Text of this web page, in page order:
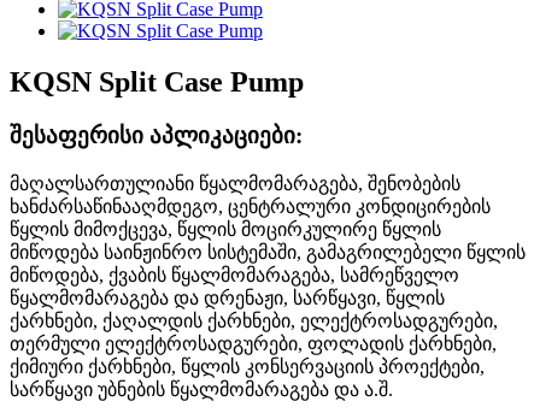
KQSN Split Case Pump
შესაფერისი აპლიკაციები:
მაღალსართულიანი წყალმომარაგება, შენობების
ხანძარსაწინააღმდეგო, ცენტრალური კონდიცირების
წყლის მიმოქცევა, წყლის მოცირკულირე წყლის
მიწოდება საინჟინრო სისტემაში, გამაგრილებელი წყლის
მიწოდება, ქვაბის წყალმომარაგება, სამრეწველო
წყალმომარაგება და დრენაჟი, სარწყავი, წყლის
ქარხნები, ქაღალდის ქარხნები, ელექტროსადგურები,
თერმული ელექტროსადგურები, ფოლადის ქარხნები,
ქიმიური ქარხნები, წყლის კონსერვაციის პროექტები,
სარწყავი უბნების წყალმომარაგება და ა.შ.